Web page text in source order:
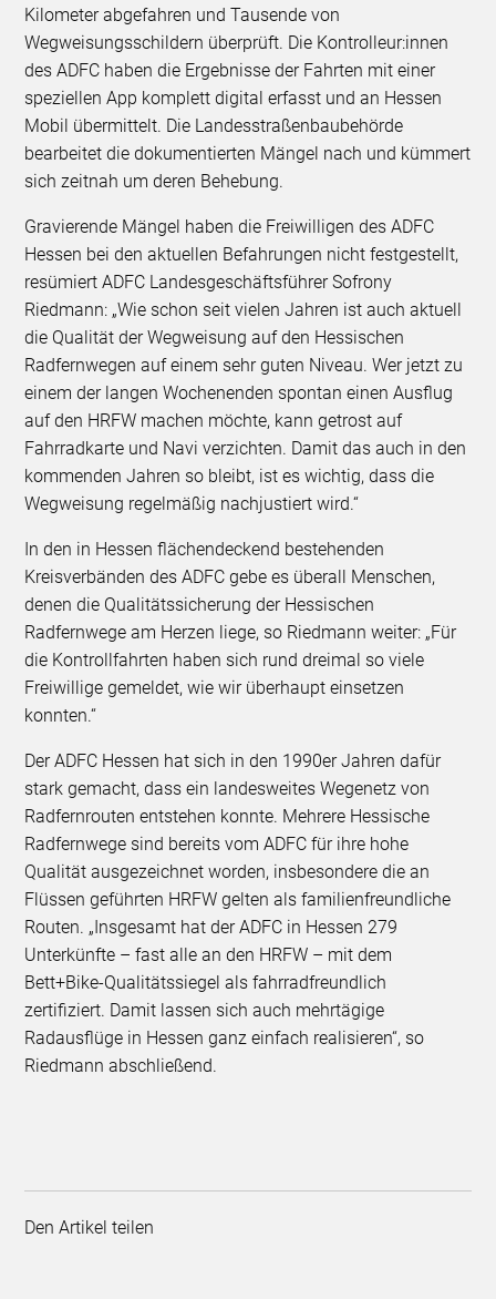
Kilometer abgefahren und Tausende von
Wegweisungsschildern überprüft. Die Kontrolleur:innen
des ADFC haben die Ergebnisse der Fahrten mit einer
speziellen App komplett digital erfasst und an Hessen
Mobil übermittelt. Die Landesstraßenbaubehörde
bearbeitet die dokumentierten Mängel nach und kümmert
sich zeitnah um deren Behebung.
Gravierende Mängel haben die Freiwilligen des ADFC
Hessen bei den aktuellen Befahrungen nicht festgestellt,
resümiert ADFC Landesgeschäftsführer Sofrony
Riedmann: „Wie schon seit vielen Jahren ist auch aktuell
die Qualität der Wegweisung auf den Hessischen
Radfernwegen auf einem sehr guten Niveau. Wer jetzt zu
einem der langen Wochenenden spontan einen Ausflug
auf den HRFW machen möchte, kann getrost auf
Fahrradkarte und Navi verzichten. Damit das auch in den
kommenden Jahren so bleibt, ist es wichtig, dass die
Wegweisung regelmäßig nachjustiert wird.“
In den in Hessen flächendeckend bestehenden
Kreisverbänden des ADFC gebe es überall Menschen,
denen die Qualitätssicherung der Hessischen
Radfernwege am Herzen liege, so Riedmann weiter: „Für
die Kontrollfahrten haben sich rund dreimal so viele
Freiwillige gemeldet, wie wir überhaupt einsetzen
konnten.“
Der ADFC Hessen hat sich in den 1990er Jahren dafür
stark gemacht, dass ein landesweites Wegenetz von
Radfernrouten entstehen konnte. Mehrere Hessische
Radfernwege sind bereits vom ADFC für ihre hohe
Qualität ausgezeichnet worden, insbesondere die an
Flüssen geführten HRFW gelten als familienfreundliche
Routen. „Insgesamt hat der ADFC in Hessen 279
Unterkünfte – fast alle an den HRFW – mit dem
Bett+Bike-Qualitätssiegel als fahrradfreundlich
zertifiziert. Damit lassen sich auch mehrtägige
Radausflüge in Hessen ganz einfach realisieren“, so
Riedmann abschließend.
Den Artikel teilen